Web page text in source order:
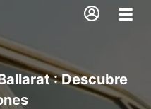
: Descubre